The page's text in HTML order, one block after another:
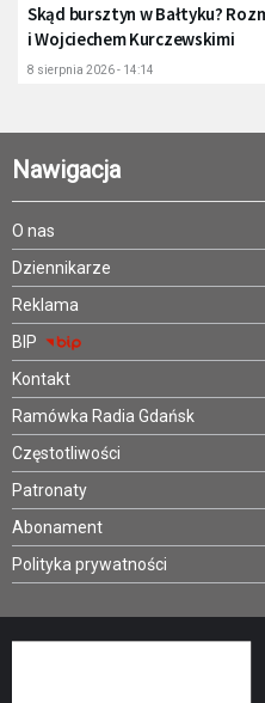
Skąd bursztyn w Bałtyku?
i Wojciechem Kurczewskimi
8 sierpnia 2026 - 14:14
Nawigacja
O nas
Dziennikarze
Reklama
BIP
Kontakt
Ramówka Radia Gdańsk
Częstotliwości
Patronaty
Abonament
Polityka prywatności